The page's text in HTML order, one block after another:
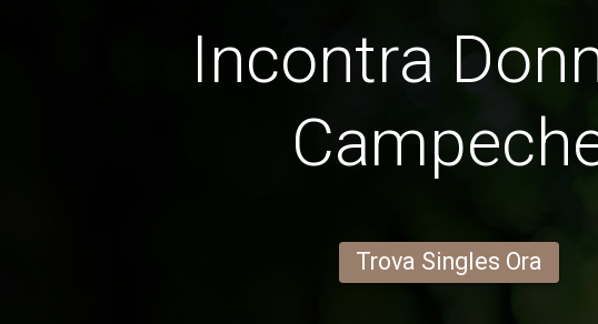
Incontra
Trova Singles Ora